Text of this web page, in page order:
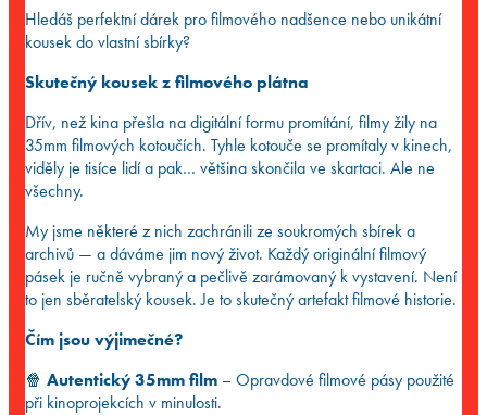
Hledáš perfektní dárek pro filmového nadšence nebo unikátní
kousek do vlastní sbírky?
Skutečný kousek z filmového plátna
Dřív, než kina přešla na digitální formu promítání, filmy žily na
35mm filmových kotoučích. Tyhle kotouče se promítaly v kinech,
viděly je tisíce lidí a pak… většina skončila ve skartaci. Ale ne
všechny.
My jsme některé z nich zachránili ze soukromých sbírek a
archivů — a dáváme jim nový život. Každý originální filmový
pásek je ručně vybraný a pečlivě zarámovaný k vystavení. Není
to jen sběratelský kousek. Je to skutečný artefakt filmové historie.
Čím jsou výjimečné?
🍿 Autentický 35mm film – Opravdové filmové pásy použité
při kinoprojekcích v minulosti.